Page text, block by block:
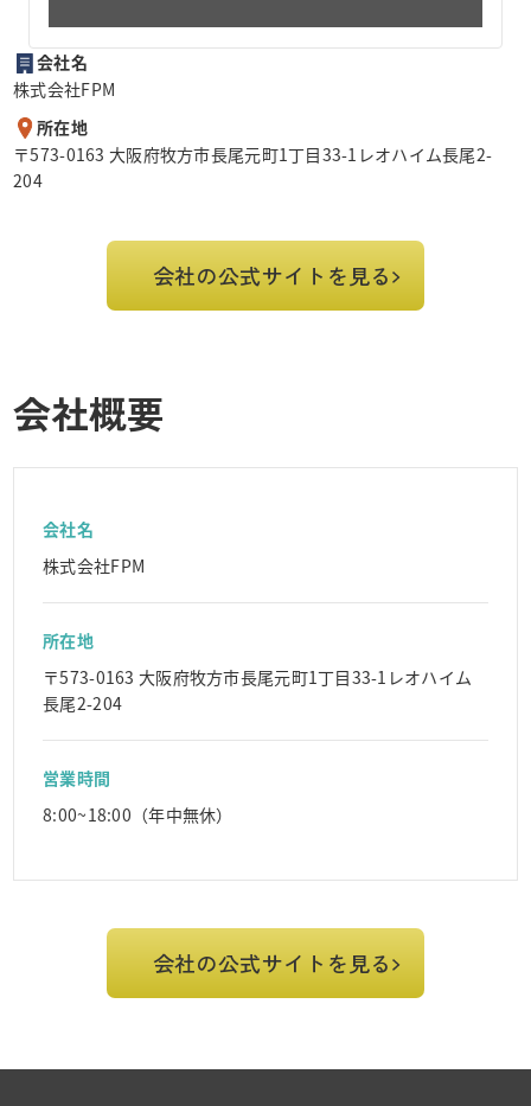
会社名
株式会社FPM
所在地
〒573-0163 大阪府牧方市長尾元町1丁目33-1レオハイム長尾2-
204
会社の公式サイトを見る
会社概要
会社名
株式会社FPM
所在地
〒573-0163 大阪府牧方市長尾元町1丁目33-1レオハイム
長尾2-204
営業時間
8:00~18:00（年中無休）
会社の公式サイトを見る